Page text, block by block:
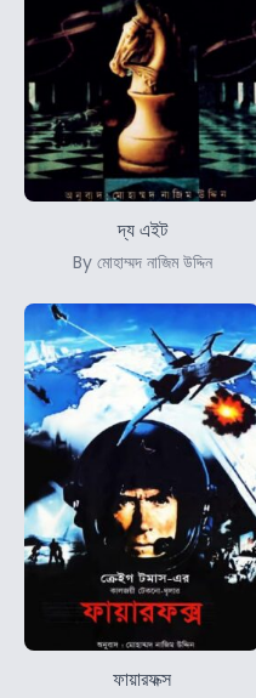
দ্য এইট
By মোহাম্মদ নাজিম উদ্দিন
ফায়ারফক্স